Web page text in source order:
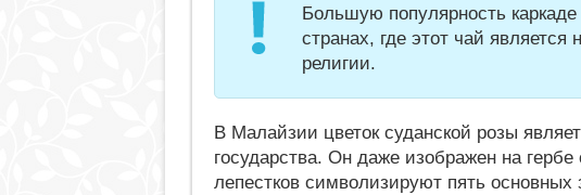
Большую популярность
странах, где этот чай
религии.
В Малайзии цветок суданской розы
государства. Он даже изображен на
лепестков символизируют пять